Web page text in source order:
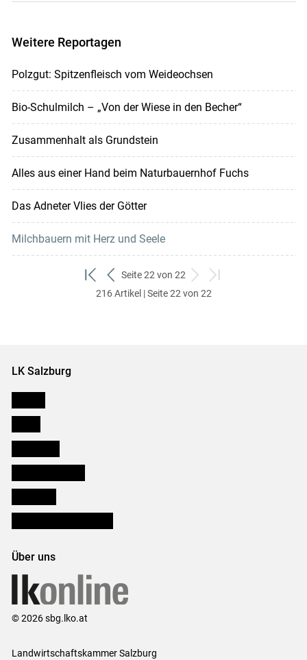
Weitere Reportagen
Polzgut: Spitzenfleisch vom Weideochsen
Bio-Schulmilch – „Von der Wiese in den Becher“
Zusammenhalt als Grundstein
Alles aus einer Hand beim Naturbauernhof Fuchs
Das Adneter Vlies der Götter
Milchbauern mit Herz und Seele
zum
ersten
zurück
zum
Seite 22 von 22
weiter
zum
zum
216 Artikel | Seite 22 von 22
LK Salzburg
Über uns
© 2026 sbg.lko.at
Landwirtschaftskammer Salzburg